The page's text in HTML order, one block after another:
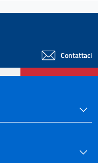
Contattaci